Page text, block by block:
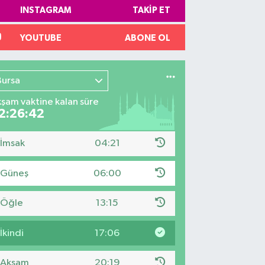
INSTAGRAM TAKIP ET
YOUTUBE ABONE OL
vaktine kalan süre
İmsak 04:21
Güneş 06:00
Öğle 13:15
İkindi 17:06
Akşam 20:19